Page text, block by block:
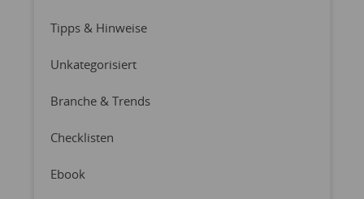
Tipps & Hinweise
Unkategorisiert
Branche & Trends
Checklisten
Ebook